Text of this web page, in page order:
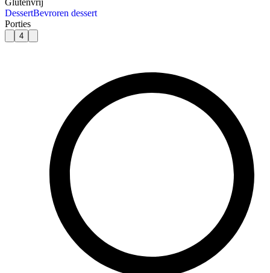
Glutenvrij
DessertBevroren dessert
Porties
4